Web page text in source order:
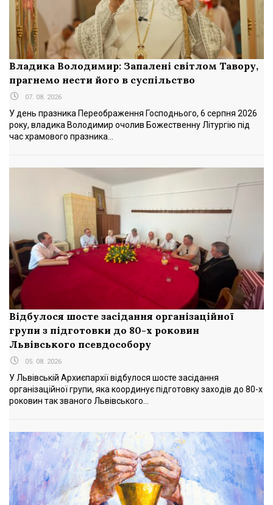
Владика Володимир: Запалені світлом Тавору,
прагнемо нести його в суспільство
07. 08. 2026
У день празника Переображення Господнього, 6 серпня 2026
року, владика Володимир очолив Божественну Літургію під
час храмового празника...
Відбулося шосте засідання організаційної
групи з підготовки до 80-х роковин
Львівського псевдособору
05. 08. 2026
У Львівській Архиєпархії відбулося шосте засідання
організаційної групи, яка координує підготовку заходів до 80-х
роковин так званого Львівського...